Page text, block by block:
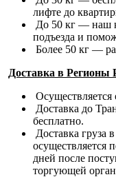
лифте до
До 50 кг — наш
подъезда и
Более 50 кг —
Доставка в Регионы
Доставка до
бесплатно.
Доставка груза
осуществляется
дней после
торгующей